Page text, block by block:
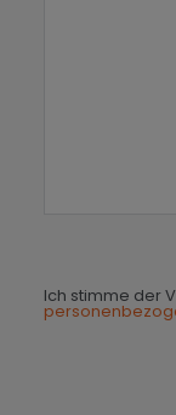
Ich stimme der